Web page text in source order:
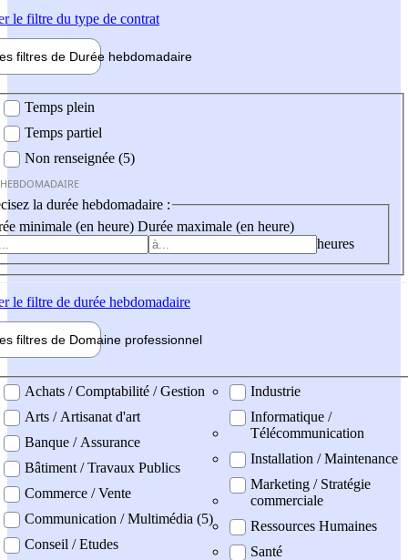
le filtre du type de contrat
filtres de Durée hebdomadaire
Temps plein
Temps partiel
Non renseignée (5)
la durée hebdomadaire :
minimale (en heure) Durée maximale (en heure)
heures
le filtre de durée hebdomadaire
filtres de Domaine professionnel
professionel
Achats / Comptabilité / Gestion
Arts / Artisanat d'art
Banque / Assurance
Bâtiment / Travaux Publics
Commerce / Vente
Communication / Multimédia (5)
Conseil / Etudes
Industrie
Informatique /
Télécommunication
Installation / Maintenance
Marketing / Stratégie
commerciale
Ressources Humaines
Santé